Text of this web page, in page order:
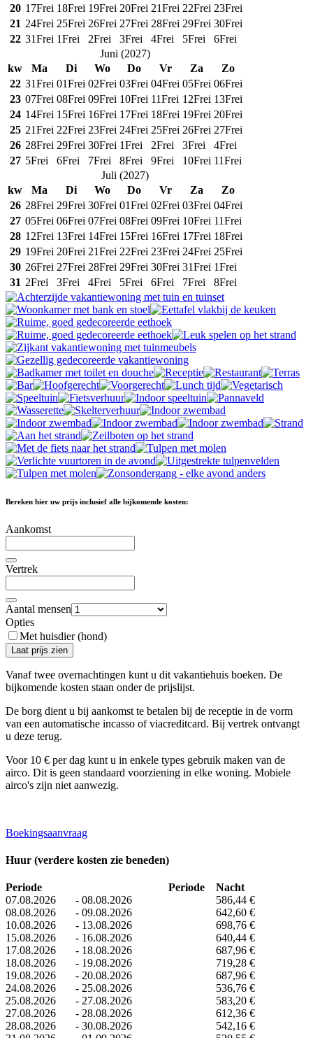
20 17Frei 18Frei 19Frei 20Frei 21Frei 22Frei 23Frei
21 24Frei 25Frei 26Frei 27Frei 28Frei 29Frei 30Frei
22 31Frei 1Frei 2Frei 3Frei 4Frei 5Frei 6Frei
Juni (2027)
kw
Ma Di Wo Do Vr Za
Zo
22 31Frei 01Frei 02Frei 03Frei 04Frei 05Frei 06Frei
23 07Frei 08Frei 09Frei 10Frei 11Frei 12Frei 13Frei
24 14Frei 15Frei 16Frei 17Frei 18Frei 19Frei 20Frei
25 21Frei 22Frei 23Frei 24Frei 25Frei 26Frei 27Frei
26 28Frei 29Frei 30Frei 1Frei 2Frei 3Frei 4Frei
27 5Frei 6Frei 7Frei 8Frei 9Frei 10Frei 11Frei
Juli (2027)
kw
Ma Di Wo Do Vr Za
Zo
26 28Frei 29Frei 30Frei 01Frei 02Frei 03Frei 04Frei
27 05Frei 06Frei 07Frei 08Frei 09Frei 10Frei 11Frei
28 12Frei 13Frei 14Frei 15Frei 16Frei 17Frei 18Frei
29 19Frei 20Frei 21Frei 22Frei 23Frei 24Frei 25Frei
30 26Frei 27Frei 28Frei 29Frei 30Frei 31Frei 1Frei
31 2Frei 3Frei 4Frei 5Frei 6Frei 7Frei 8Frei
Bereken hier uw prijs inclusief alle bijkomende kosten:
Aankomst
Vertrek
Aantal mensen
Opties
Met huisdier (hond)
Laat prijs zien
Vanaf twee overnachtingen kunt u dit vakantiehuis boeken. De
bijkomende kosten staan ​​onder de prijslijst.
De borg dient u bij aankomst te betalen bij de receptie in de vorm
van een automatische incasso of viacreditcard. Bij vertrek ontvangt
u deze terug.
Voor 10 € per dag kunt u in enkele types gebruik maken van de
airco. Dit is geen standaard voorziening in elke woning. Mobiele
airco's zijn niet aanwezig.
Boekingsaanvraag
Huur (verdere kosten zie beneden)
Periode Periode
Nacht
07.08.2026
- 08.08.2026
586,44 €
08.08.2026
- 09.08.2026
642,60 €
10.08.2026
- 13.08.2026
698,76 €
15.08.2026
- 16.08.2026
640,44 €
17.08.2026
- 18.08.2026
687,96 €
18.08.2026
- 19.08.2026
719,28 €
19.08.2026
- 20.08.2026
687,96 €
24.08.2026
- 25.08.2026
536,76 €
25.08.2026
- 27.08.2026
583,20 €
27.08.2026
- 28.08.2026
612,36 €
28.08.2026
- 30.08.2026
542,16 €